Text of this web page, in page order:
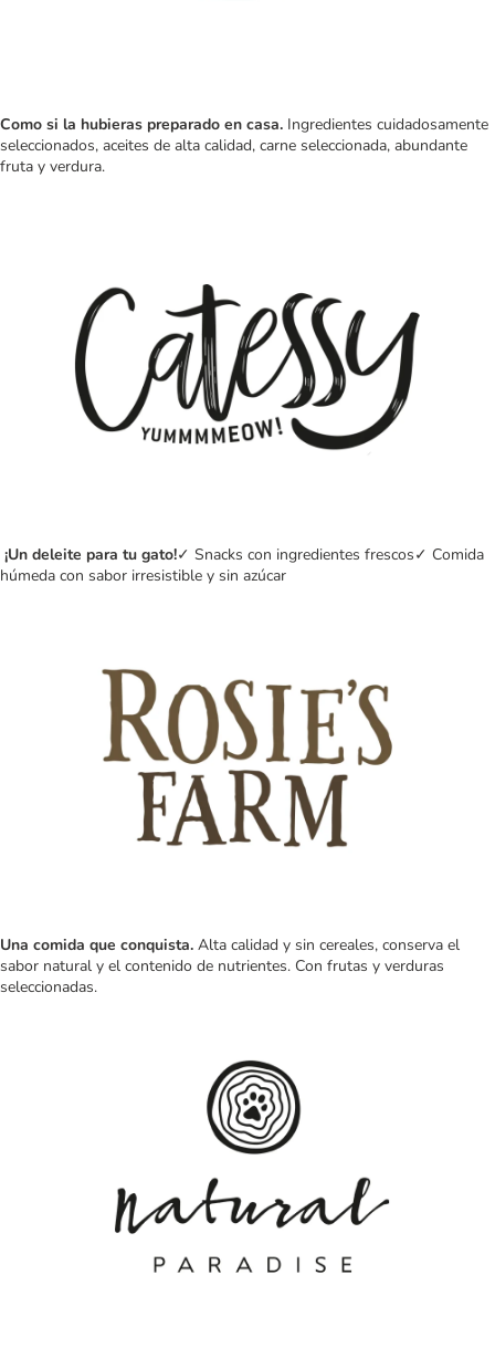
Como si la hubieras preparado en casa. Ingredientes cuidadosamente
seleccionados, aceites de alta calidad, carne seleccionada, abundante
fruta y verdura.
¡Un deleite para tu gato!✓ Snacks con ingredientes frescos✓ Comida
húmeda con sabor irresistible y sin azúcar
Una comida que conquista. Alta calidad y sin cereales, conserva el
sabor natural y el contenido de nutrientes. Con frutas y verduras
seleccionadas.